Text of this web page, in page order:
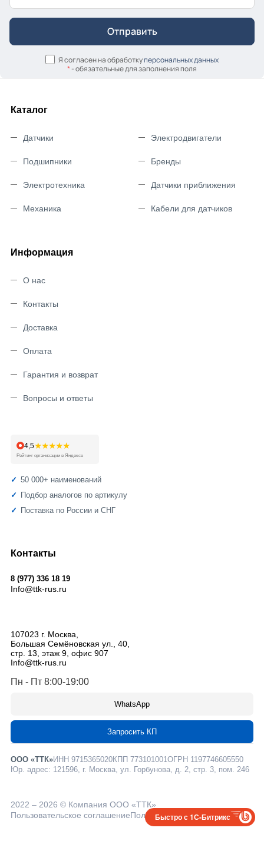
Я согласен на обработкуперсональных данных
*- обязательные для заполнения поля
Каталог
Датчики
Подшипники
Электротехника
Механика
Электродвигатели
Бренды
Датчики приближения
Кабели для датчиков
Информация
О нас
Контакты
Доставка
Оплата
Гарантия и возврат
Вопросы и ответы
4,5★★★★★
Рейтинг организации в Яндексе
50 000+ наименований
Подбор аналогов по артикулу
Поставка по России и СНГ
Контакты
8 (977) 336 18 19
Info@ttk-rus.ru
107023 г. Москва,
Большая Семёновская ул., 40,
стр. 13, этаж 9, офис 907
Info@ttk-rus.ru
Пн - Пт 8:00-19:00
WhatsApp
Запросить КП
ООО «ТТК»ИНН 9715365020КПП 773101001ОГРН 1197746605550
Юр. адрес: 121596, г. Москва, ул. Горбунова, д. 2, стр. 3, пом. 246
2022 – 2026 © Компания ООО «ТТК»
Пользовательское соглашениеПолитика конфиденциальности
Быстро с 1С-Битрикс